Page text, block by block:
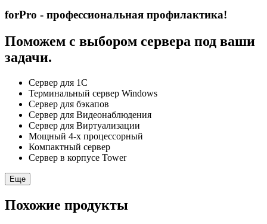
forPro - профессиональная профилактика!
Поможем с выбором сервера под ваши
задачи.
Сервер для 1С
Терминальный сервер Windows
Сервер для бэкапов
Сервер для Видеонаблюдения
Сервер для Виртуализации
Мощный 4-х процессорный
Компактный сервер
Сервер в корпусе Tower
Еще
Похожие продукты